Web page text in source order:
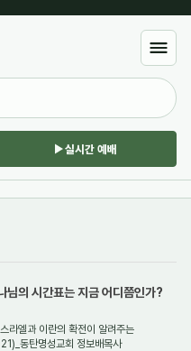
실시간 예배
님의 시간표는 지금 어디쯤인가?
엘과 이란의 확전이 알려주는
동탄명성교회 정보배목사
치북5
북5